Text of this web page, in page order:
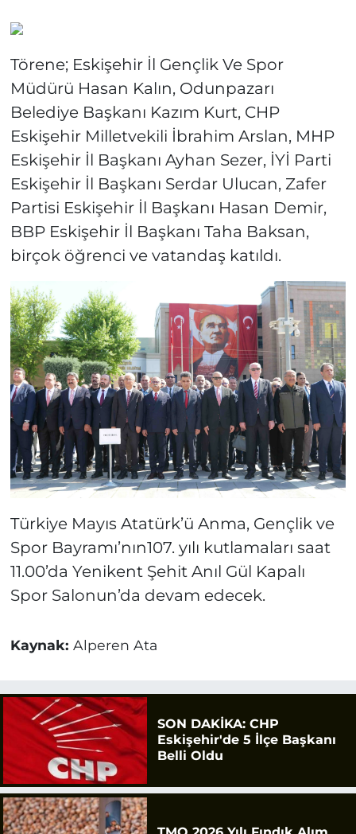
Törene; Eskişehir İl Gençlik Ve Spor
Müdürü Hasan Kalın, Odunpazarı
Belediye Başkanı Kazım Kurt, CHP
Eskişehir Milletvekili İbrahim Arslan, MHP
Eskişehir İl Başkanı Ayhan Sezer, İYİ Parti
Eskişehir İl Başkanı Serdar Ulucan, Zafer
Partisi Eskişehir İl Başkanı Hasan Demir,
BBP Eskişehir İl Başkanı Taha Baksan,
birçok öğrenci ve vatandaş katıldı.
Türkiye Mayıs Atatürk’ü Anma, Gençlik ve
Spor Bayramı’nın107. yılı kutlamaları saat
11.00’da Yenikent Şehit Anıl Gül Kapalı
Spor Salonun’da devam edecek.
Kaynak: Alperen Ata
SON DAKİKA: CHP
Eskişehir'de 5 İlçe Başkanı
Belli Oldu